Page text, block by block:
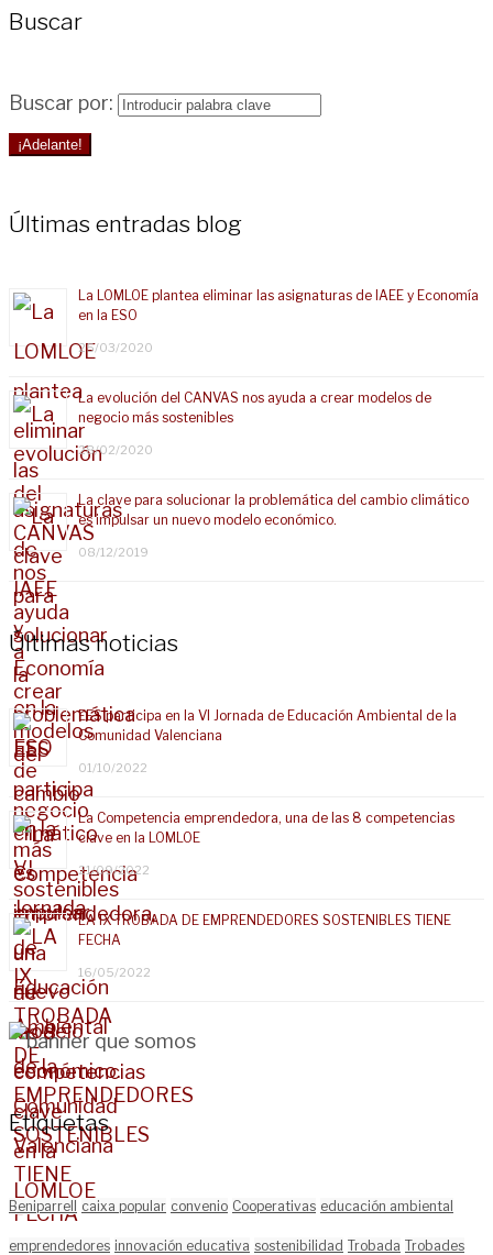
Buscar
Buscar por:
¡Adelante!
Últimas entradas blog
La LOMLOE plantea eliminar las asignaturas de IAEE y Economía
en la ESO
25/03/2020
La evolución del CANVAS nos ayuda a crear modelos de
negocio más sostenibles
28/02/2020
La clave para solucionar la problemática del cambio climático
es impulsar un nuevo modelo económico.
08/12/2019
Últimas noticias
EES participa en la VI Jornada de Educación Ambiental de la
Comunidad Valenciana
01/10/2022
La Competencia emprendedora, una de las 8 competencias
clave en la LOMLOE
21/09/2022
LA IX TROBADA DE EMPRENDEDORES SOSTENIBLES TIENE
FECHA
16/05/2022
Etiquetas
Beniparrell caixa popular convenio Cooperativas educación ambiental
emprendedores innovación educativa sostenibilidad Trobada Trobades